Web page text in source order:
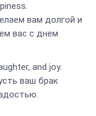
вам долгой и
вас с днем
and joy.
ваш брак